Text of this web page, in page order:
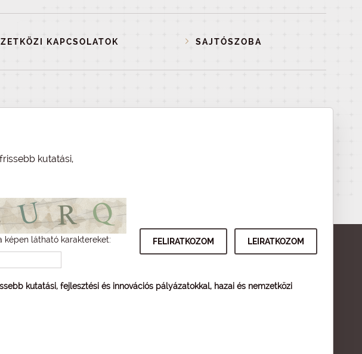
KAPCSOLATOK SAJTÓSZOBA
kutatási,
képen látható karaktereket:
kutatási, fejlesztési és innovációs pályázatokkal, hazai és nemzetközi